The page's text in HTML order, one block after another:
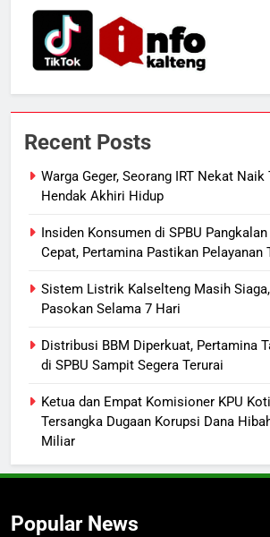
Recent Posts
Warga Geger, Seorang IRT Nekat Naik
Hendak Akhiri Hidup
Insiden Konsumen di SPBU
Cepat, Pertamina Pastikan Pelayanan
Sistem Listrik Kalselteng Masih
Pasokan Selama 7 Hari
Distribusi BBM Diperkuat, Pertamina
di SPBU Sampit Segera Terurai
Ketua dan Empat Komisioner KPU
Tersangka Dugaan Korupsi Dana
Miliar
Popular News
Segera
Listrik di Kalsel-
NUSANTARA
Warga Indonesia,
Luffy, Shinchan,
NUSANTARA
8
Tak Ada Lagi
ECONOMY
1
Warga Geger,
Hidup
Insiden
Pangkalan Bun
Pertamina